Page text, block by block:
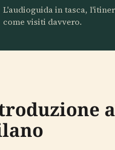
L'audioguida in tasca,
come visiti davvero.